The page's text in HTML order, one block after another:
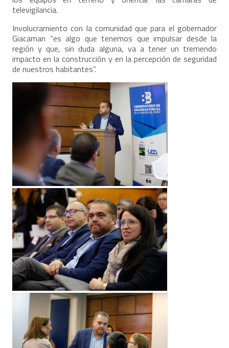
televigilancia.
Involucramiento con la comunidad que para el gobernador
Giacaman “es algo que tenemos que impulsar desde la
región y que, sin duda alguna, va a tener un tremendo
impacto en la construcción y en la percepción de seguridad
de nuestros habitantes”.